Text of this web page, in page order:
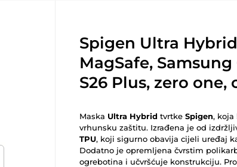
Spigen Ultra
MagSafe, Samsung
S26 Plus, zero one,
Maska Ultra Hybrid tvrtke Spigen,
vrhunsku zaštitu. Izrađena je od
TPU, koji sigurno obavija cijeli uređaj
Dodatno je opremljena čvrstim
ogrebotina i učvršćuje konstrukciju.